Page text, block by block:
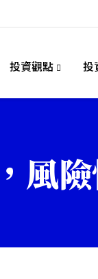
投資觀點 投
風